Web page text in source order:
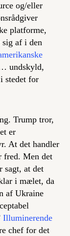
og/eller
platforme,
sig af i den
undskyld,
stedet for
Trump tror,
er
At det handler
fred. Men det
sagt, at det
i mælet, da
af Ukraine
Illuminerende
chef for det